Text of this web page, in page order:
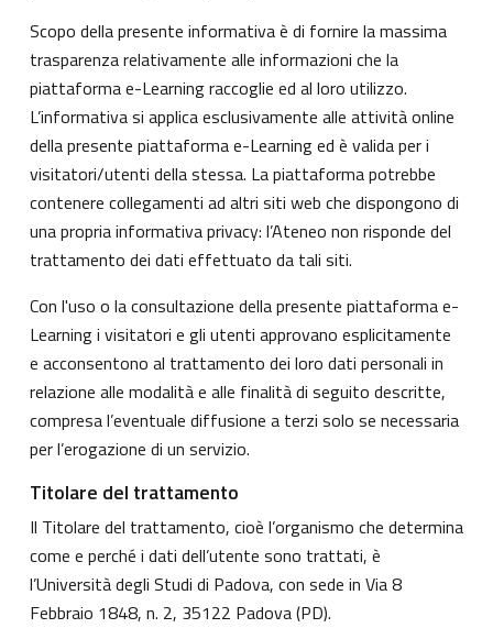
Scopo della presente informativa è di fornire la massima
trasparenza relativamente alle informazioni che la
piattaforma e-Learning raccoglie ed al loro utilizzo.
L’informativa si applica esclusivamente alle attività online
della presente piattaforma e-Learning ed è valida per i
visitatori/utenti della stessa. La piattaforma potrebbe
contenere collegamenti ad altri siti web che dispongono di
una propria informativa privacy: l’Ateneo non risponde del
trattamento dei dati effettuato da tali siti.
Con l'uso o la consultazione della presente piattaforma e-
Learning i visitatori e gli utenti approvano esplicitamente
e acconsentono al trattamento dei loro dati personali in
relazione alle modalità e alle finalità di seguito descritte,
compresa l’eventuale diffusione a terzi solo se necessaria
per l’erogazione di un servizio.
Titolare del trattamento
Il Titolare del trattamento, cioè l’organismo che determina
come e perché i dati dell’utente sono trattati, è
l’Università degli Studi di Padova, con sede in Via 8
Febbraio 1848, n. 2, 35122 Padova (PD).